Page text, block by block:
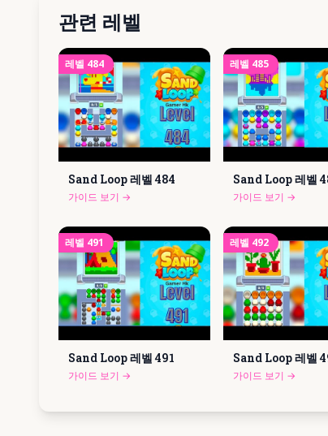
관련 레벨
레벨 484
Sand Loop 레벨 484
가이드 보기 →
레벨 485
Sand Loop 레벨
가이드 보기 →
레벨 491
Sand Loop 레벨 491
가이드 보기 →
레벨 492
Sand Loop 레벨
가이드 보기 →